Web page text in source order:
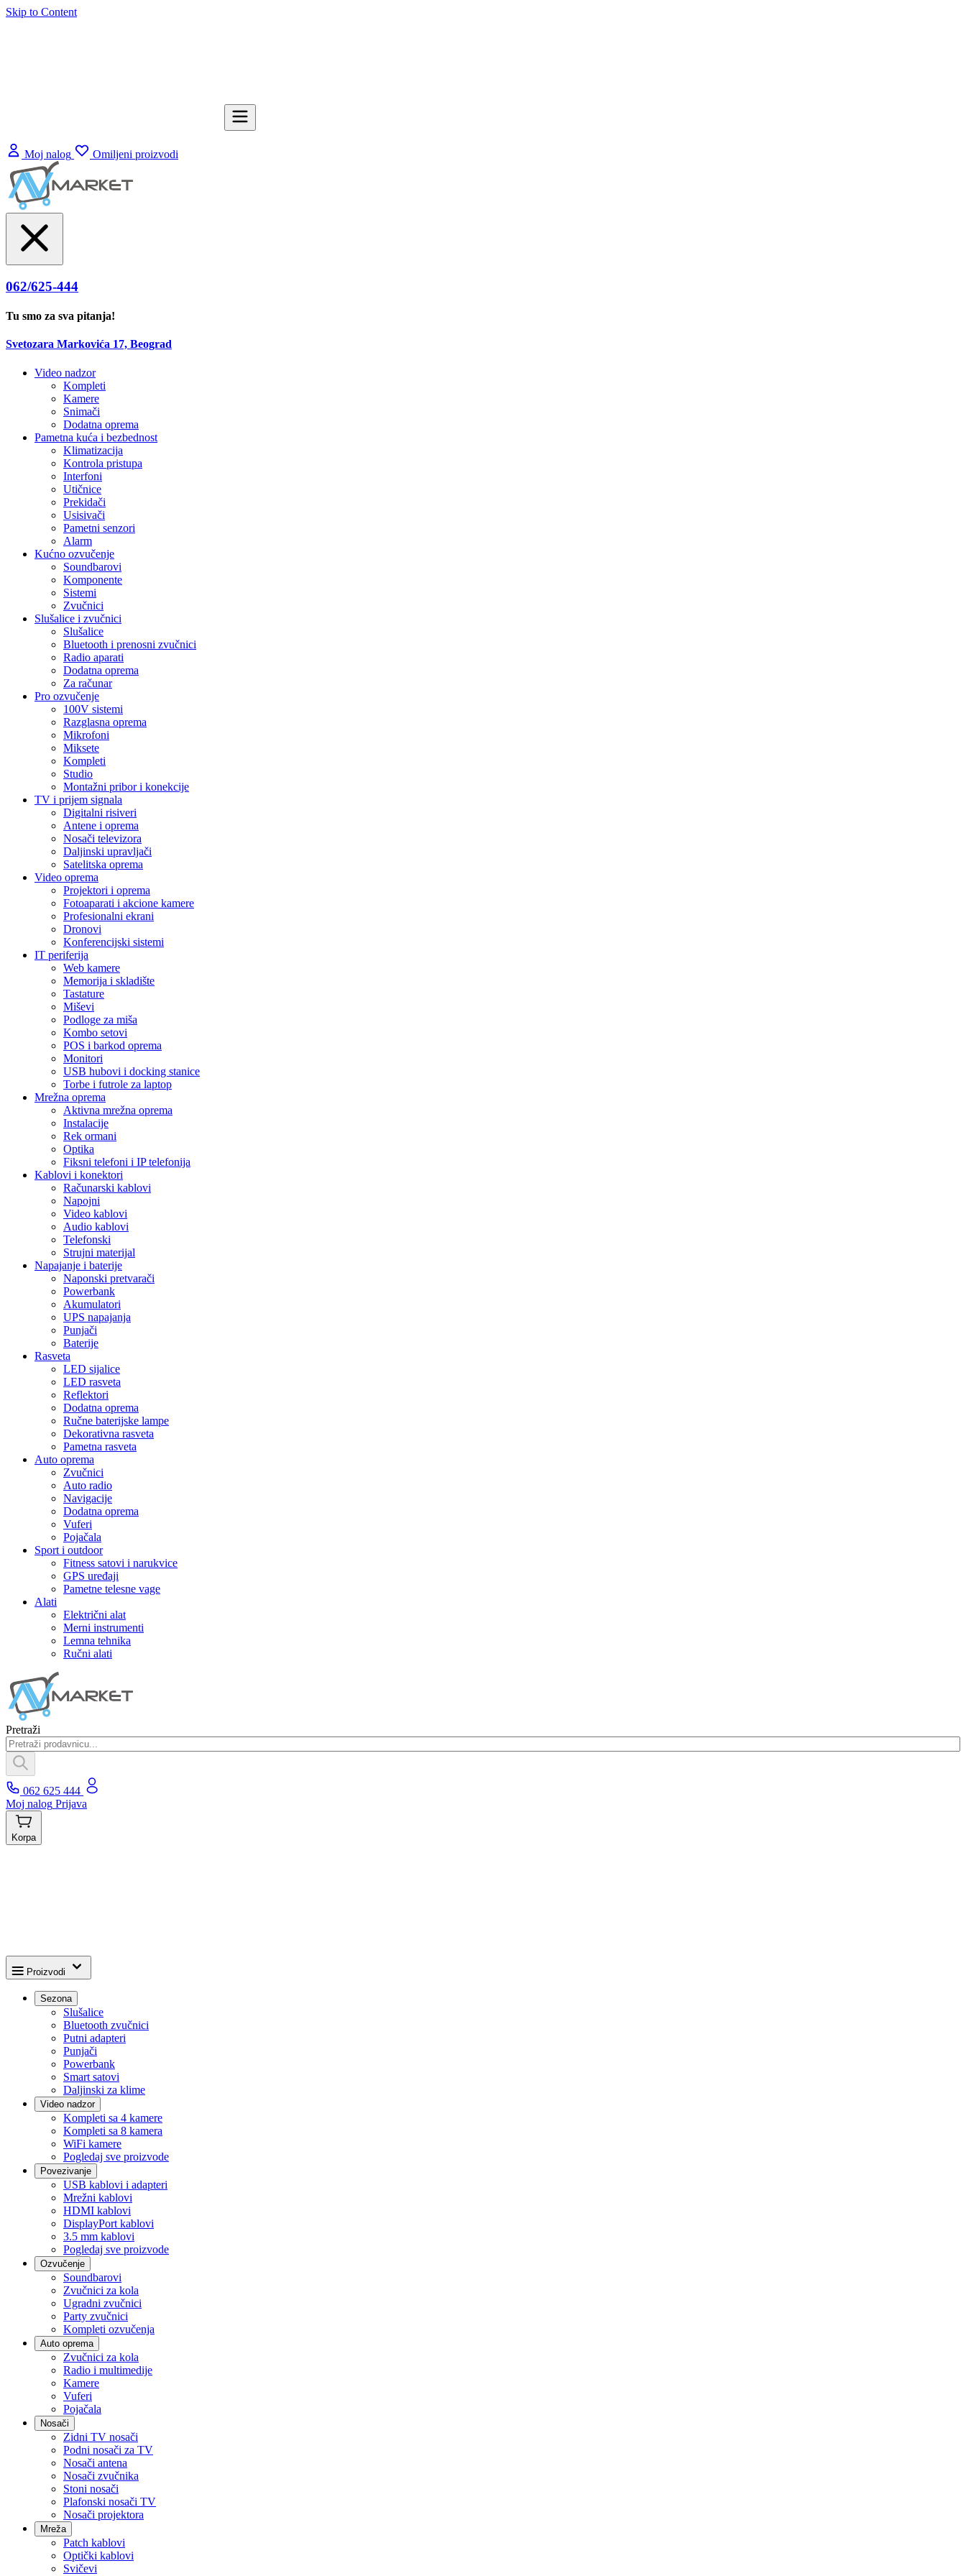
Skip to Content
Moj nalog Omiljeni proizvodi
062/625-444
Tu smo za sva pitanja!
Svetozara Markovića 17, Beograd
Video nadzor
Kompleti
Kamere
Snimači
Dodatna oprema
Pametna kuća i bezbednost
Klimatizacija
Kontrola pristupa
Interfoni
Utičnice
Prekidači
Usisivači
Pametni senzori
Alarm
Kućno ozvučenje
Soundbarovi
Komponente
Sistemi
Zvučnici
Slušalice i zvučnici
Slušalice
Bluetooth i prenosni zvučnici
Radio aparati
Dodatna oprema
Za računar
Pro ozvučenje
100V sistemi
Razglasna oprema
Mikrofoni
Miksete
Kompleti
Studio
Montažni pribor i konekcije
TV i prijem signala
Digitalni risiveri
Antene i oprema
Nosači televizora
Daljinski upravljači
Satelitska oprema
Video oprema
Projektori i oprema
Fotoaparati i akcione kamere
Profesionalni ekrani
Dronovi
Konferencijski sistemi
IT periferija
Web kamere
Memorija i skladište
Tastature
Miševi
Podloge za miša
Kombo setovi
POS i barkod oprema
Monitori
USB hubovi i docking stanice
Torbe i futrole za laptop
Mrežna oprema
Aktivna mrežna oprema
Instalacije
Rek ormani
Optika
Fiksni telefoni i IP telefonija
Kablovi i konektori
Računarski kablovi
Napojni
Video kablovi
Audio kablovi
Telefonski
Strujni materijal
Napajanje i baterije
Naponski pretvarači
Powerbank
Akumulatori
UPS napajanja
Punjači
Baterije
Rasveta
LED sijalice
LED rasveta
Reflektori
Dodatna oprema
Ručne baterijske lampe
Dekorativna rasveta
Pametna rasveta
Auto oprema
Zvučnici
Auto radio
Navigacije
Dodatna oprema
Vuferi
Pojačala
Sport i outdoor
Fitness satovi i narukvice
GPS uređaji
Pametne telesne vage
Alati
Električni alat
Merni instrumenti
Lemna tehnika
Ručni alati
Pretraži
062 625 444
Moj nalog Prijava
Korpa
Proizvodi
Sezona
Slušalice
Bluetooth zvučnici
Putni adapteri
Punjači
Powerbank
Smart satovi
Daljinski za klime
Video nadzor
Kompleti sa 4 kamere
Kompleti sa 8 kamera
WiFi kamere
Pogledaj sve proizvode
Povezivanje
USB kablovi i adapteri
Mrežni kablovi
HDMI kablovi
DisplayPort kablovi
3.5 mm kablovi
Pogledaj sve proizvode
Ozvučenje
Soundbarovi
Zvučnici za kola
Ugradni zvučnici
Party zvučnici
Kompleti ozvučenja
Auto oprema
Zvučnici za kola
Radio i multimedije
Kamere
Vuferi
Pojačala
Nosači
Zidni TV nosači
Podni nosači za TV
Nosači antena
Nosači zvučnika
Stoni nosači
Plafonski nosači TV
Nosači projektora
Mreža
Patch kablovi
Optički kablovi
Svičevi